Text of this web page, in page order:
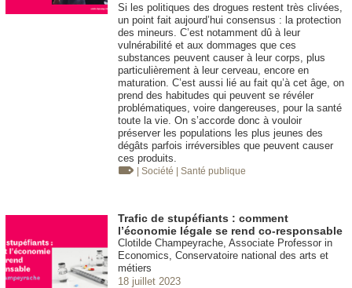
Si les politiques des drogues restent très clivées,
un point fait aujourd’hui consensus : la protection
des mineurs. C’est notamment dû à leur
vulnérabilité et aux dommages que ces
substances peuvent causer à leur corps, plus
particulièrement à leur cerveau, encore en
maturation. C’est aussi lié au fait qu’à cet âge, on
prend des habitudes qui peuvent se révéler
problématiques, voire dangereuses, pour la santé
toute la vie. On s’accorde donc à vouloir
préserver les populations les plus jeunes des
dégâts parfois irréversibles que peuvent causer
ces produits.
| Société | Santé publique
Trafic de stupéfiants : comment
l’économie légale se rend co-responsable
Clotilde Champeyrache, Associate Professor in
Economics, Conservatoire national des arts et
métiers
18 juillet 2023